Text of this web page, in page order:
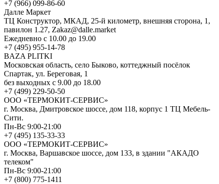
+7 (966) 099-86-60
Далле Маркет
ТЦ Конструктор, МКАД, 25-й километр, внешняя сторона, 1,
павилон 1.27, Zakaz@dalle.market
Ежедневно с 10.00 до 19.00
+7 (495) 955-14-78
BAZA PLITKI
Московская область, село Быково, коттеджный посёлок
Спартак, ул. Береговая, 1
без выходных с 9.00 до 18.00
+7 (499) 229-50-50
ООО «ТЕРМОКИТ-СЕРВИС»
г. Москва, Дмитровское шоссе, дом 118, корпус 1 ТЦ Мебель-
Сити.
Пн-Вс 9:00-21:00
+7 (495) 135-33-33
ООО «ТЕРМОКИТ-СЕРВИС»
г. Москва, Варшавское шоссе, дом 133, в здании "АКАДО
телеком"
Пн-Вс 9:00-21:00
+7 (800) 775-1411